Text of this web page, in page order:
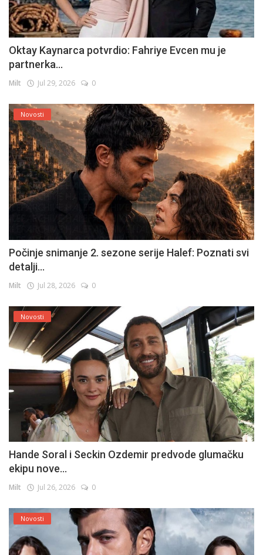
Oktay Kaynarca potvrdio: Fahriye Evcen mu je
partnerka...
Milt Jul 29, 2026 0
Novosti
Počinje snimanje 2. sezone serije Halef: Poznati svi
detalji...
Milt Jul 28, 2026 0
Novosti
Hande Soral i Seckin Ozdemir predvode glumačku
ekipu nove...
Milt Jul 26, 2026 0
Novosti